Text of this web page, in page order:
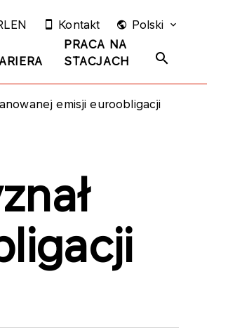
PRACA NA
STACJACH
Kontakt Polski
emisji euroobligacji